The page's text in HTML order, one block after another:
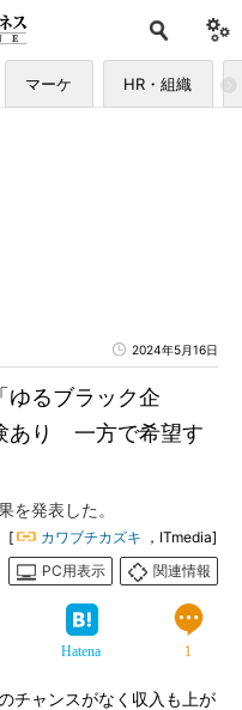
マーケ HR・組織
2024年5月16日
ゆるブラック企
あり 一方で希望す
を発表した。
[ カワブチカズキ ，ITmedia]
PC用表示
関連情報
Hatena 1
チャンスがなく収入も上が